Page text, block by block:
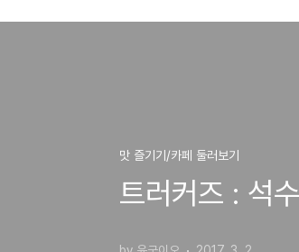
맛 즐기기/카페 둘러보기
트러커즈 : 석